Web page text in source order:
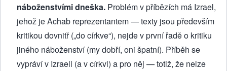
náboženstvími dneška. Problém v příbězích má Izrael,
jehož je Achab reprezentantem — texty jsou především
kritikou dovnitř („do církve“), nejde v první řadě o kritiku
jiného náboženství (my dobří, oni špatní). Příběh se
vypráví v Izraeli (a v církvi) a pro něj — totiž, že nelze